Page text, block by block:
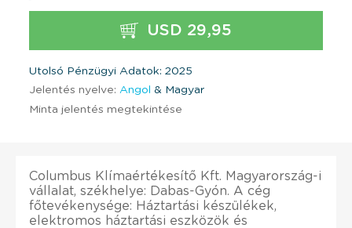
USD 29,95
Utolsó Pénzügyi Adatok: 2025
Jelentés nyelve: Angol & Magyar
Minta jelentés megtekintése
Columbus Klímaértékesítő Kft. Magyarország-i
vállalat, székhelye: Dabas-Gyón. A cég
főtevékenysége: Háztartási készülékek,
elektromos háztartási eszközök és